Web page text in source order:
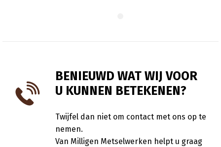
BENIEUWD WAT WIJ VOOR
U KUNNEN BETEKENEN?
Twijfel dan niet om contact met ons op te
nemen.
Van Milligen Metselwerken helpt u graag